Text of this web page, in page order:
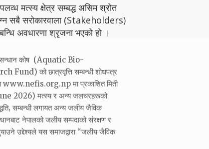
मत्स्य क्षेत्र सम्बद्ध असिम श्रोत
सबै सरोकारवाला (Stakeholders)
अवधारणा श्रृजना भएको हो ।
कोष (Aquatic Bio-
Fund) को छात्रवृत्ति सम्बन्धी शोधपत्र
www.nefis.org.np मा प्रकाशित मिती
2026) मत्स्य र अन्य जलचरहरूको
सम्बन्धी लगायत अन्य जलीय जैविक
नेपालको जलीय सम्पदाको संरक्षण र
उद्देश्यले यस समाजद्वारा “जलीय जैविक